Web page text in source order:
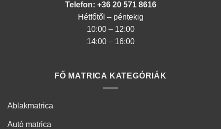
Telefon: +36 20 571 8616
Hétfőtől – péntekig
10:00 – 12:00
14:00 – 16:00
FŐ MATRICA KATEGÓRIÁK
Ablakmatrica
Autó matrica